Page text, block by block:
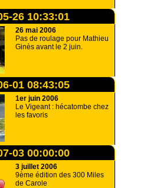
26 10:33:01
26 mai 2006
Pas de roulage pour Mathieu
Ginès avant le 2 juin.
01 08:43:05
1er juin 2006
Le Vigeant : hécatombe chez
les favoris
03 00:00:00
3 juillet 2006
9ème édition des 300 Miles
de Carole